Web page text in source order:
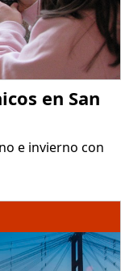
en San
e invierno con